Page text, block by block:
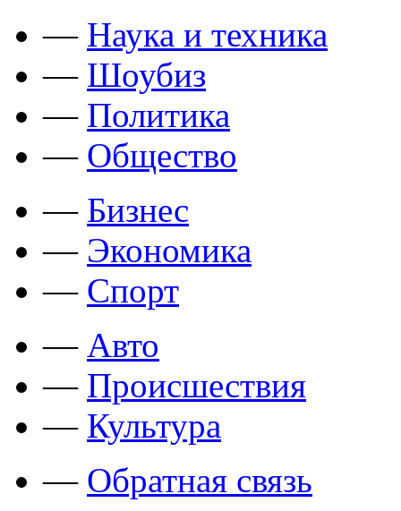
— Наука и техника
— Шоубиз
— Политика
— Общество
— Бизнес
— Экономика
— Спорт
— Авто
— Происшествия
— Культура
— Обратная связь